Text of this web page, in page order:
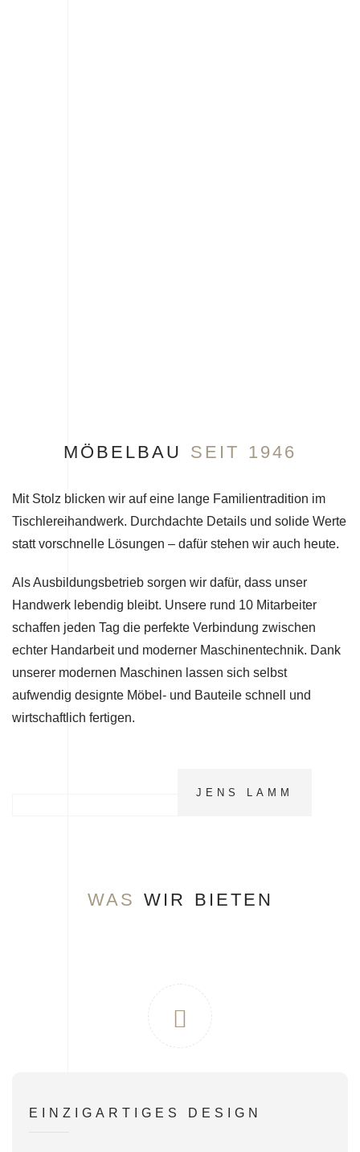
MÖBELBAU SEIT 1946
Mit Stolz blicken wir auf eine lange Familientradition im
Tischlereihandwerk. Durchdachte Details und solide Werte
statt vorschnelle Lösungen – dafür stehen wir auch heute.
Als Ausbildungsbetrieb sorgen wir dafür, dass unser
Handwerk lebendig bleibt. Unsere rund 10 Mitarbeiter
schaffen jeden Tag die perfekte Verbindung zwischen
echter Handarbeit und moderner Maschinentechnik. Dank
unserer modernen Maschinen lassen sich selbst
aufwendig designte Möbel- und Bauteile schnell und
wirtschaftlich fertigen.
JENS LAMM
WAS WIR BIETEN
EINZIGARTIGES DESIGN